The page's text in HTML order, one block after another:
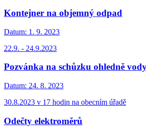
Kontejner na objemný odpad
Datum: 1. 9. 2023
22.9. - 24.9.2023
Pozvánka na schůzku ohledně
Datum: 24. 8. 2023
30.8.2023 v 17 hodin na obecním úřadě
Odečty elektroměrů